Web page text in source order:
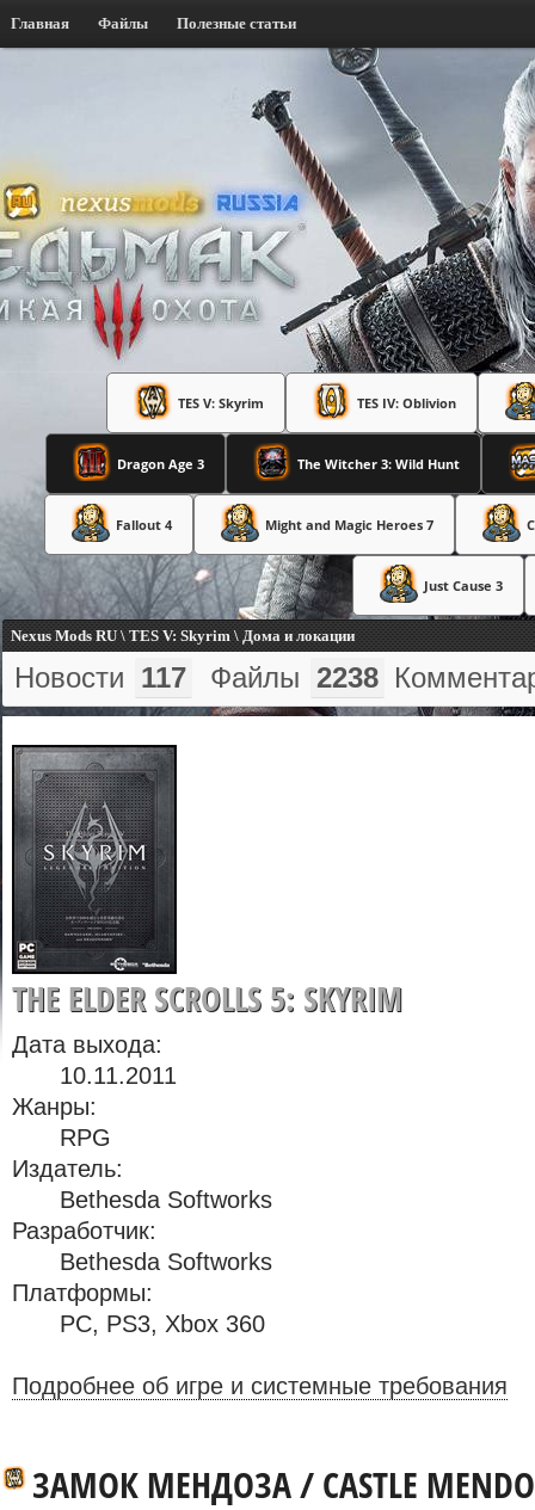
Главная Файлы Полезные статьи
TES V: Skyrim TES IV: Oblivion
Dragon Age 3 The Witcher 3: Wild Hunt
Fallout 4 Might and Magic Heroes 7
Just Cause 3
Nexus Mods RU \ TES V: Skyrim \ Дома и локации
Новости 117 Файлы 2238
THE ELDER SCROLLS 5: SKYRIM
Дата выхода:
10.11.2011
Жанры:
RPG
Издатель:
Bethesda Softworks
Разработчик:
Bethesda Softworks
Платформы:
PC, PS3, Xbox 360
Подробнее об игре и системные требования
ЗАМОК МЕНДОЗА / CASTLE